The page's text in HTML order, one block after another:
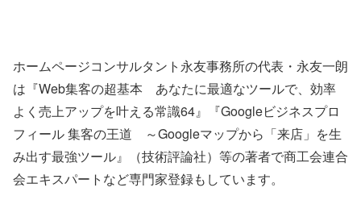
ホームページコンサルタント永友事務所の代表・永友一朗
は『Web集客の超基本 あなたに最適なツールで、効率
よく売上アップを叶える常識64』『Googleビジネスプロ
フィール 集客の王道 ～Googleマップから「来店」を生
み出す最強ツール』（技術評論社）等の著者で商工会連合
会エキスパートなど専門家登録もしています。